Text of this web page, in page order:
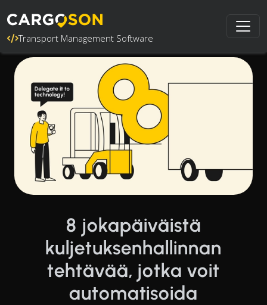
Transport Management Software
8 jokapäiväistä
kuljetuksenhallinnan
tehtävää, jotka voit
automatisoida